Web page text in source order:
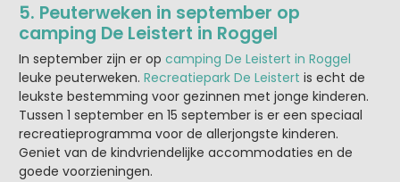
5. Peuterweken in september op
camping De Leistert in Roggel
In september zijn er op camping De Leistert in Roggel
leuke peuterweken. Recreatiepark De Leistert is echt de
leukste bestemming voor gezinnen met jonge kinderen.
Tussen 1 september en 15 september is er een speciaal
recreatieprogramma voor de allerjongste kinderen.
Geniet van de kindvriendelijke accommodaties en de
goede voorzieningen.